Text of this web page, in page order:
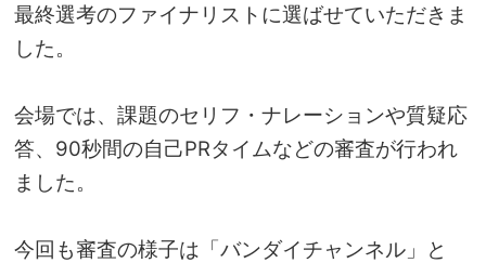
最終選考のファイナリストに選ばせていただきま
した。
会場では、課題のセリフ・ナレーションや質疑応
答、90秒間の自己PRタイムなどの審査が行われ
ました。
今回も審査の様子は「バンダイチャンネル」と